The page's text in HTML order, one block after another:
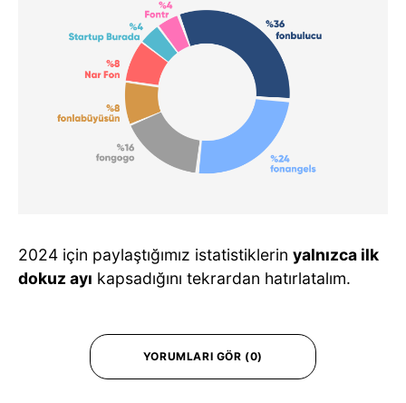
2024 için paylaştığımız istatistiklerin yalnızca ilk
dokuz ayı kapsadığını tekrardan hatırlatalım.
YORUMLARI GÖR (0)